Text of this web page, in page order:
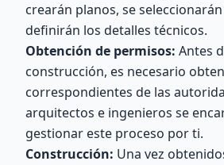
crearán planos, se
definirán los detalles técnicos.
Obtención de permisos: Antes
construcción, es necesario
correspondientes de las
arquitectos e ingenieros se
gestionar este proceso por ti.
Construcción: Una vez